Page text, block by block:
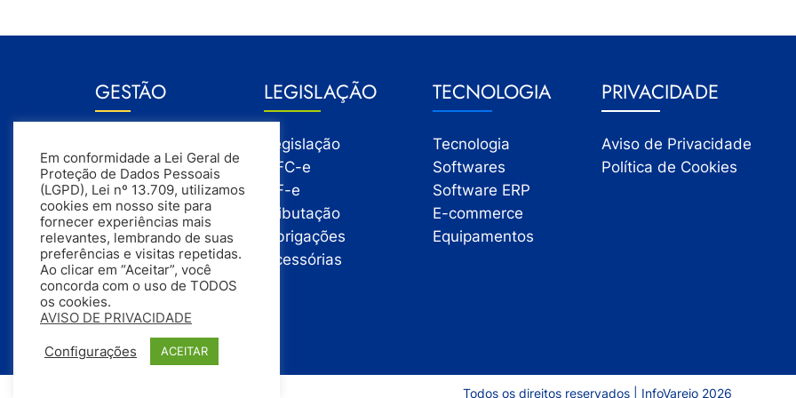
GESTÃO
Gestão Financeira
Gestão de Pessoas
Compras
Estoque
Vendas
LEGISLAÇÃO
Legislação
NFC-e
NF-e
Tributação
Obrigações
Acessórias
TECNOLOGIA
Tecnologia
Softwares
Software ERP
E-commerce
Equipamentos
PRIVACIDADE
Aviso de Privacidade
Política de Cookies
Todos os direitos reservados | InfoVarejo 2026
Em conformidade a Lei Geral de
Proteção de Dados Pessoais
(LGPD), Lei nº 13.709, utilizamos
cookies em nosso site para
fornecer experiências mais
relevantes, lembrando de suas
preferências e visitas repetidas.
Ao clicar em “Aceitar”, você
concorda com o uso de TODOS
os cookies.
AVISO DE PRIVACIDADE
Configurações ACEITAR